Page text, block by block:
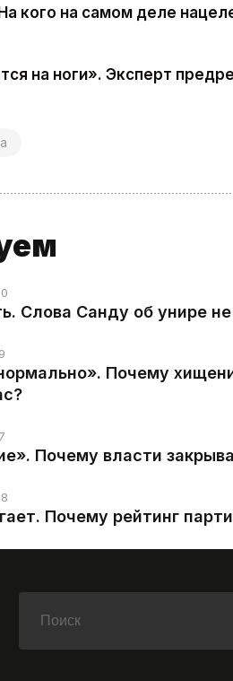
кого на самом деле
на ноги». Эксперт
Слова Санду об унире
Почему
Почему власти
Почему рейтинг